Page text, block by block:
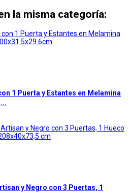
la misma categoría:
1 Puerta y Estantes en Melamina
y Negro con 3 Puertas, 1